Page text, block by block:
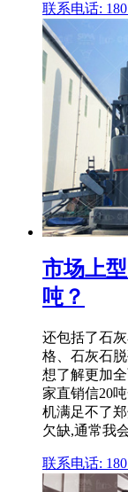
联系电话: 180
市场上
吨？
还包括了石
格、石灰石
想了解更加
家直销信20
机满足不了
欠缺,通常我
联系电话: 180